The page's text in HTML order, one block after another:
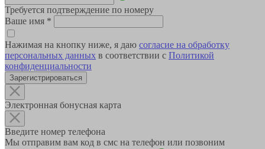
Требуется подтверждение по номеру
Ваше имя *
Нажимая на кнопку ниже, я даю согласие на обработку
персональных данных в соответствии с Политикой
конфиденциальности
Зарегистрироваться
Электронная бонусная карта
Введите номер телефона
Мы отправим вам код в смс на телефон или позвоним